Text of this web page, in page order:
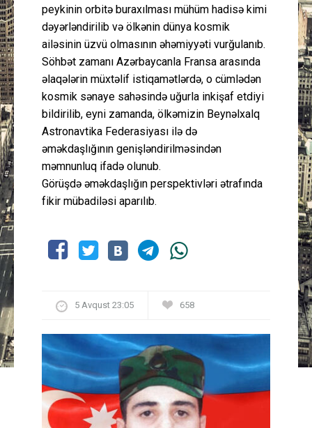
peykinin orbitə buraxılması mühüm hadisə kimi
dəyərləndirilib və ölkənin dünya kosmik
ailəsinin üzvü olmasının əhəmiyyəti vurğulanıb.
Söhbət zamanı Azərbaycanla Fransa arasında
əlaqələrin müxtəlif istiqamətlərdə, o cümlədən
kosmik sənaye sahəsində uğurla inkişaf etdiyi
bildirilib, eyni zamanda, ölkəmizin Beynəlxalq
Astronavtika Federasiyası ilə də
əməkdaşlığının genişləndirilməsindən
məmnunluq ifadə olunub.
Görüşdə əməkdaşlığın perspektivləri ətrafında
fikir mübadiləsi aparılıb.
5 Avqust 23:05 658